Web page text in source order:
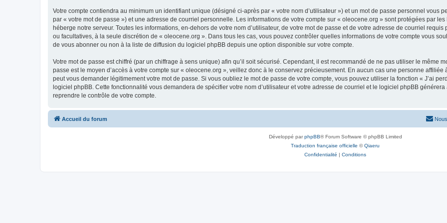
Votre compte contiendra au minimum un identifiant unique (désigné ci-après par « votre nom d’utilisateur ») et un mot de passe personnel vous
par « votre mot de passe ») et une adresse de courriel personnelle. Les informations de votre compte sur « oleocene.org » sont protégées par
héberge notre serveur. Toutes les informations, en-dehors de votre nom d’utilisateur, de votre mot de passe et de votre adresse de courriel
ou facultatives, à la seule discrétion de « oleocene.org ». Dans tous les cas, vous pouvez contrôler quelles informations de votre compte vous
de vous abonner ou non à la liste de diffusion du logiciel phpBB depuis une option disponible sur votre compte.
Votre mot de passe est chiffré (par un chiffrage à sens unique) afin qu’il soit sécurisé. Cependant, il est recommandé de ne pas utiliser le même
passe est le moyen d’accès à votre compte sur « oleocene.org », veillez donc à le conservez précieusement. En aucun cas une personne
peut vous demander légitimement votre mot de passe. Si vous oubliez le mot de passe de votre compte, vous pouvez utiliser la fonction « J’ai
logiciel phpBB. Cette fonctionnalité vous demandera de spécifier votre nom d’utilisateur et votre adresse de courriel et le logiciel phpBB
reprendre le contrôle de votre compte.
Accueil du forum
Développé parphpBB® Forum Software © phpBB Limited
Traduction française officielle ©Qiaeru
Confidentialité | Conditions